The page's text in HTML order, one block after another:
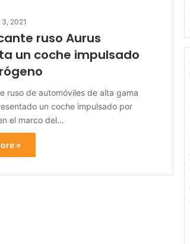
2021
ruso Aurus
un coche impulsado
ruso de automóviles de alta gama
un coche impulsado por
el marco del…
»